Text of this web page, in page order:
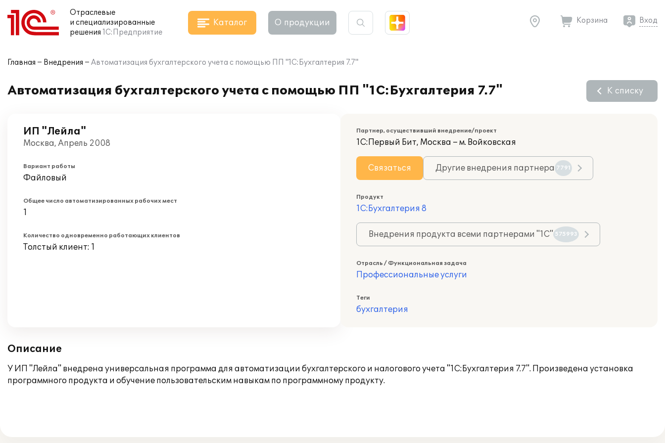
Отраслевые
и специализированные
решения 1С:Предприятие
Каталог О продукции Корзина Вход
Главная Внедрения Автоматизация бухгалтерского учета с помощью ПП "1С:Бухгалтерия 7.7"
Автоматизация бухгалтерского учета с помощью ПП "1С:Бухгалтерия 7.7" К списку
ИП "Лейла"
Москва, Апрель 2008
Вариант работы
Файловый
Общее число автоматизированных рабочих мест
1
Количество одновременно работающих клиентов
Толстый клиент: 1
Партнер, осуществивший внедрение/проект
1С:Первый Бит, Москва – м. Войковская
Связаться Другие внедрения партнера 7791
Продукт
1С:Бухгалтерия 8
Внедрения продукта всеми партнерами "1С" 575993
Отрасль / Функциональная задача
Профессиональные услуги
Теги
бухгалтерия
Описание
У ИП "Лейла" внедрена универсальная программа для автоматизации бухгалтерского и налогового учета "1С:Бухгалтерия 7.7". Произведена установка
программного продукта и обучение пользовательским навыкам по программному продукту.